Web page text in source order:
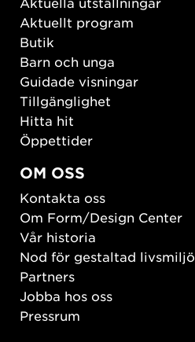
Aktuellt program
Butik
Barn och unga
Guidade visningar
Tillgänglighet
Hitta hit
Öppettider
OM OSS
Kontakta oss
Om Form/Design Center
Vår historia
Nod för gestaltad livsmiljö
Partners
Jobba hos oss
Pressrum